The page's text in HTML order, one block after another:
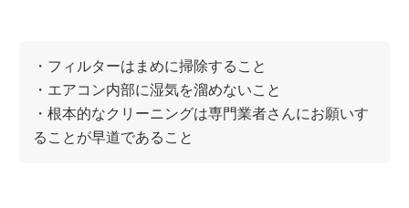
・フィルターはまめに掃除すること
・エアコン内部に湿気を溜めないこと
・根本的なクリーニングは専門業者さんにお願いす
ることが早道であること